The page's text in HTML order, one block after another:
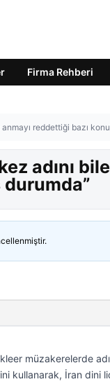
Firma Rehberi
reddettiği bazı
adını
müzakerelerde
kullanarak, İran dini